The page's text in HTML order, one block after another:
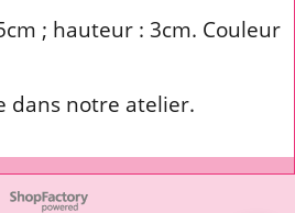
; hauteur : 3cm. Couleur
dans notre atelier.
eCommerce software was used.